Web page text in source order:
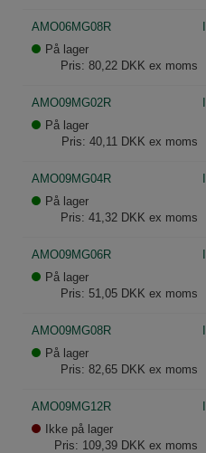
AMO06MG08R
På lager
Pris: 80,22 DKK ex moms
AMO09MG02R
På lager
Pris: 40,11 DKK ex moms
AMO09MG04R
På lager
Pris: 41,32 DKK ex moms
AMO09MG06R
På lager
Pris: 51,05 DKK ex moms
AMO09MG08R
På lager
Pris: 82,65 DKK ex moms
AMO09MG12R
Ikke på lager
Pris: 109,39 DKK ex moms